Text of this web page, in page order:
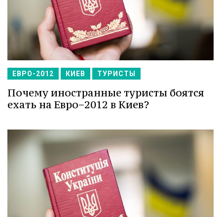
ЕВРО-2012 КИЕВ ТУРИСТЫ
Почему иностранные туристы боятся
ехать на Евро−2012 в Киев?